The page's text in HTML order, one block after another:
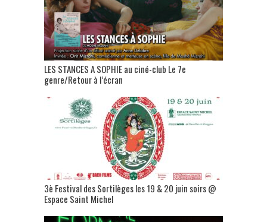
LES STANCES A SOPHIE au ciné-club Le 7e
genre/Retour à l’écran
3è Festival des Sortilèges les 19 & 20 juin soirs @
Espace Saint Michel